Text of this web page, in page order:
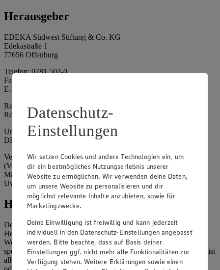
Herausgeber
EDEKA Südwest Stiftung & Co. KG
Edekastraße 1
77656 Offenburg
Telefon: 0781 502-0
Fax: 0781 502-6180
E-Mail: kundenservice@edeka-suedwest.de
Registergericht: Amtsgericht Freiburg i.B.
Registernummer: HRA 707629
Umsatzsteuer-Identifikationsnummer gem. § 27a UStG:
DE815916131
Vertretungsberechtigte: Rainer Huber (Sprecher)
(Vorstandsmitglied), Klaus Fickert (Vorstandsmitglied), Jürgen
Mäder (Vorstandsmitglied), Patrick Mogck (Vorstandsmitglied),
Uwe Kohler
Hinweise
Der Inhalt dieser Website ist urheberrechtlich geschützt. Der
Herausgeber gewährt Ihnen jedoch das Recht, den auf dieser
Website bereitgestellten Text ganz oder ausschnittsweise zu
speichern und zu vervielfältigen. Aus Gründen des Urheberrechts ist
allerdings die Speicherung und Vervielfältigung von Bildmaterial
Datenschutz-
Einstellungen
Wir setzen Cookies und andere Technologien ein, um
dir ein bestmögliches Nutzungserlebnis unserer
Website zu ermöglichen. Wir verwenden deine Daten,
um unsere Website zu personalisieren und dir
möglichst relevante Inhalte anzubieten, sowie für
Marketingzwecke.
Deine Einwilligung ist freiwillig und kann jederzeit
individuell in den Datenschutz-Einstellungen angepasst
werden. Bitte beachte, dass auf Basis deiner
Einstellungen ggf. nicht mehr alle Funktionalitäten zur
Verfügung stehen. Weitere Erklärungen sowie einen